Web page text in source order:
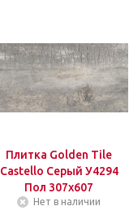
Плитка Golden Tile
Castello Серый У4294
Пол 307х607
Нет в наличии